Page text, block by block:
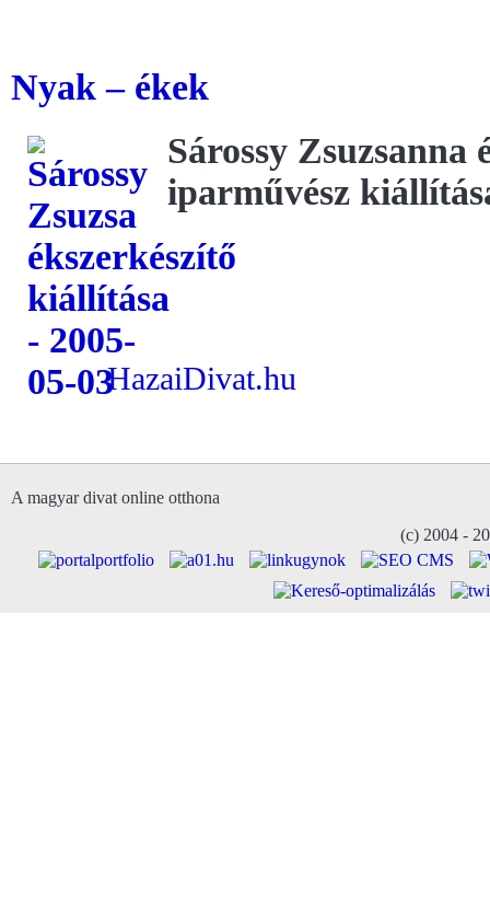
Nyak – ékek
Sárossy Zsuzsanna
iparművész
HazaiDivat.hu
A magyar divat online otthona
(c) 2004 -